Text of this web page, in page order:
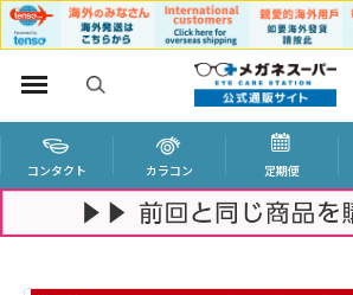
コンタクト カラコン 定期便